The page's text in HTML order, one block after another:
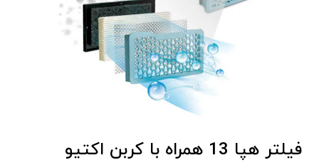
فیلتر هپا 13 همراه با کربن اکتیو